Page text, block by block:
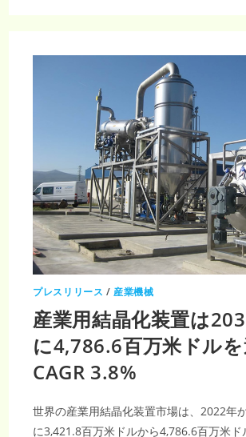
結
装
置
市
場：
2031
年
ま
で
に
CAGR
3.8%
で
成
長
す
る
理
由
と
は？
プレスリリース /産業機械
産業用結晶化装置は
に4,786.6百万米ドルを
CAGR 3.8%
世界の産業用結晶化装置市場は、2022年
に3,421.8百万米ドルから4,786.6百万米